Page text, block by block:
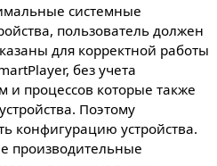
системные
пользователь должен
для корректной работы
без учета
и процессов которые также
Поэтому
конфигурацию устройства.
производительные